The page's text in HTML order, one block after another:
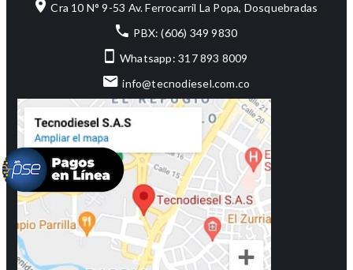
Cra 10 N° 9-53 Av. Ferrocarril La Popa, Dosquebradas
PBX: (606) 349 9830
Whatsapp: 317 893 8009
info@tecnodiesel.com.co